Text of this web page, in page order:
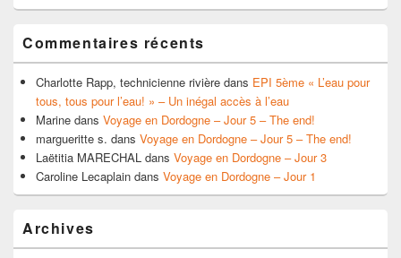
Commentaires récents
Charlotte Rapp, technicienne rivière dans EPI 5ème « L’eau pour
tous, tous pour l’eau! » – Un inégal accès à l’eau
Marine dans Voyage en Dordogne – Jour 5 – The end!
margueritte s. dans Voyage en Dordogne – Jour 5 – The end!
Laëtitia MARECHAL dans Voyage en Dordogne – Jour 3
Caroline Lecaplain dans Voyage en Dordogne – Jour 1
Archives